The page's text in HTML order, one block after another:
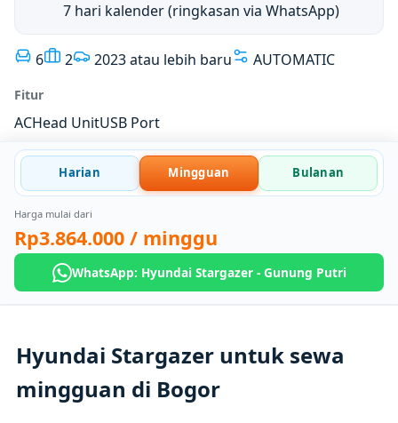
7 hari kalender (ringkasan via WhatsApp)
6 2 2023 atau lebih baru AUTOMATIC
Fitur
ACHead UnitUSB Port
Harian Mingguan Bulanan
Harga mulai dari
Rp3.864.000 / minggu
WhatsApp: Hyundai Stargazer - Gunung Putri
Hyundai Stargazer untuk sewa
mingguan di Bogor